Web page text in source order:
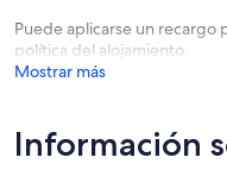
Puede aplicarse un recargo
política del alojamiento.
Mostrar más
Información